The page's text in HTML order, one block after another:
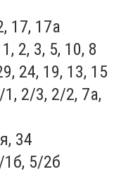
17, 17а
2, 3, 5, 10, 8
24, 19, 13, 15
2/3, 2/2, 7а,
34
1б, 5/2б